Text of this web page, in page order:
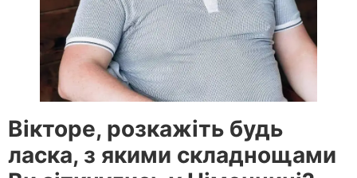
Вікторе, розкажіть будь
ласка, з якими складнощами